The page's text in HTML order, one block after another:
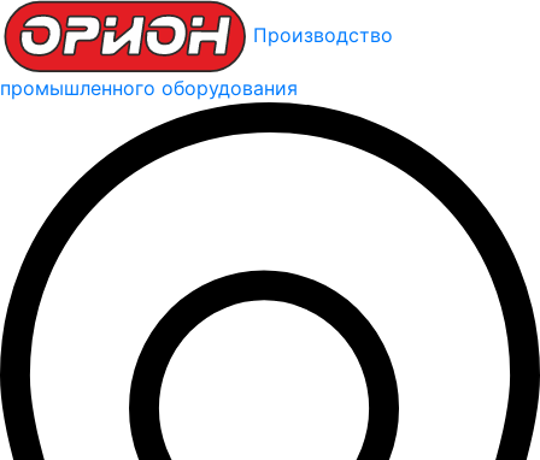
Производство
промышленного оборудования